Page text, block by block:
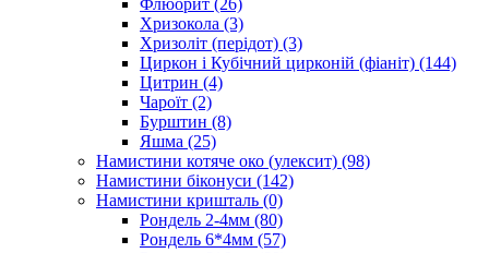
Флюорит (26)
Хризокола (3)
Хризоліт (перідот) (3)
Циркон і Кубічний цирконій (фіаніт) (144)
Цитрин (4)
Чароїт (2)
Бурштин (8)
Яшма (25)
Намистини котяче око (улексит) (98)
Намистини біконуси (142)
Намистини кришталь (0)
Рондель 2-4мм (80)
Рондель 6*4мм (57)